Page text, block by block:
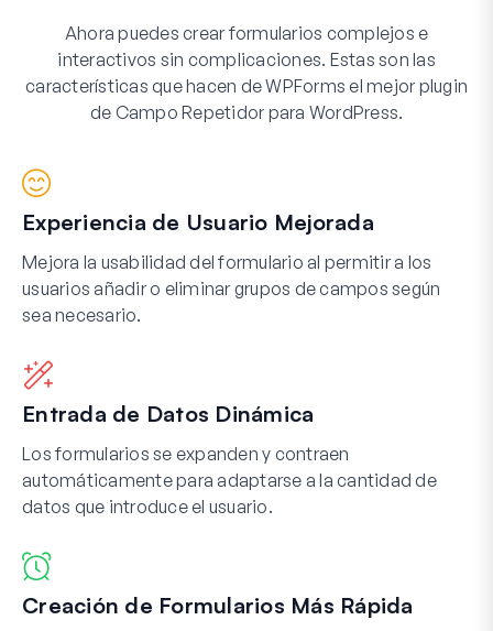
Ahora puedes crear formularios complejos e
interactivos sin complicaciones. Estas son las
características que hacen de WPForms el mejor plugin
de Campo Repetidor para WordPress.
Experiencia de Usuario Mejorada
Mejora la usabilidad del formulario al permitir a los
usuarios añadir o eliminar grupos de campos según
sea necesario.
Entrada de Datos Dinámica
Los formularios se expanden y contraen
automáticamente para adaptarse a la cantidad de
datos que introduce el usuario.
Creación de Formularios Más Rápida